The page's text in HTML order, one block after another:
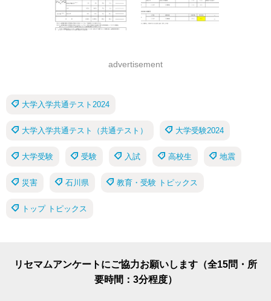
advertisement
大学入学共通テスト2024
大学入学共通テスト（共通テスト） 大学受験2024
大学受験 受験 入試 高校生 地震
災害 石川県 教育・受験 トピックス
トップ トピックス
リセマムアンケートにご協力お願いします（全15問・所
要時間：3分程度）